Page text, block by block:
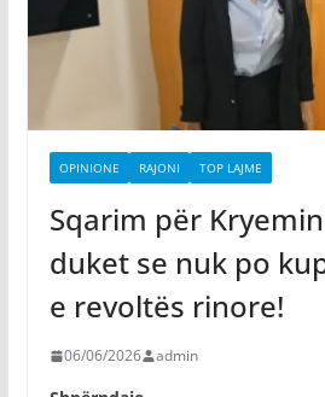
OPINIONE RAJONI TOP LAJME
Sqarim për
duket se nuk po
e revoltës rinore!
06/06/2026 admin